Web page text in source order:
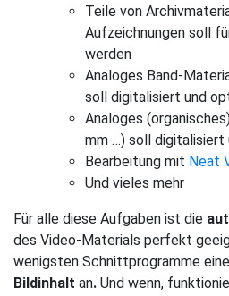
Teile von
Aufzeichnungen soll
werden
Analoges Band-
soll digitalisiert und
Analoges
mm …) soll
Bearbeitung mit Neat
Und vieles mehr
Für alle diese Aufgaben ist die
des Video-Materials perfekt
wenigsten Schnittprogramme eine
Bildinhalt an. Und wenn,